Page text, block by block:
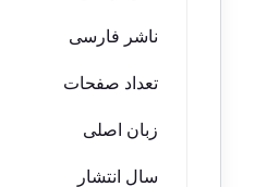
ناشر فارسی
تعداد صفحات
زبان اصلی
سال انتشار